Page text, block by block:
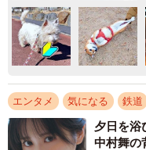
エンタメ 気になる 鉄道
夕日を
中村舞の